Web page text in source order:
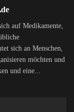
auf Medikamente,
sich an Menschen,
möchten und
und eine...